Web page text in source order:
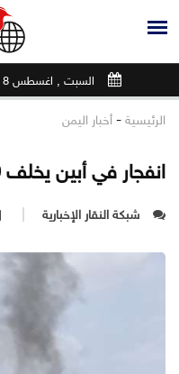
السبت , اغسطس 8 , 2026
الرئيسية - أخبار اليمن
انفجار في أبين يخلف 9 قتلى وجرحى عسكريين
شبكة النقار الإخبارية